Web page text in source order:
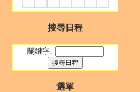
搜尋日程
關鍵字:
選單